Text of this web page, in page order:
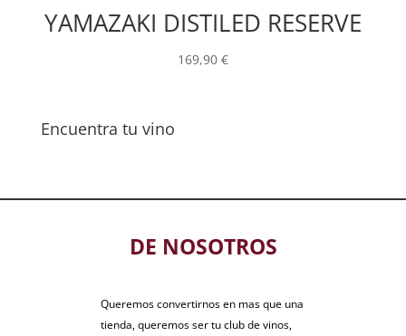
YAMAZAKI DISTILED RESERVE
169,90 €
Encuentra tu vino
DE NOSOTROS
Queremos convertirnos en mas que una
tienda, queremos ser tu club de vinos,